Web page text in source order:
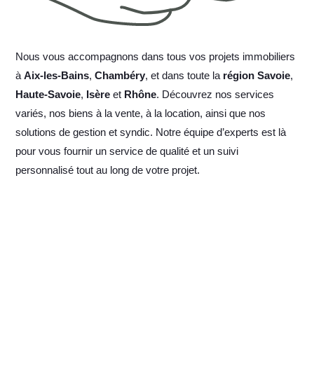
Nous vous accompagnons dans tous vos projets immobiliers
àAix-les-Bains,Chambéry, et dans toute la région Savoie,
Haute-Savoie, Isère et Rhône. Découvrez nos services
variés, nos biens à la vente, à la location, ainsi que nos
solutions de gestion et syndic. Notre équipe d’experts est là
pour vous fournir un service de qualité et un suivi
personnalisé tout au long de votre projet.